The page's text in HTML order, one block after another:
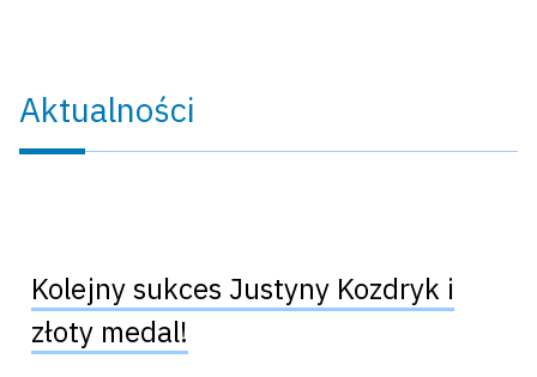
Aktualności
Kolejny sukces Justyny Kozdryk i
złoty medal!